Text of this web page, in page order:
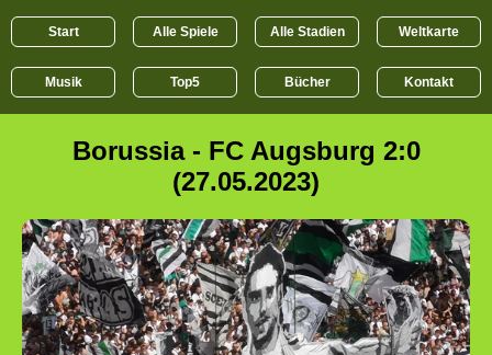
Start Alle Spiele Alle Stadien Weltkarte
Musik Top5 Bücher Kontakt
Borussia - FC Augsburg 2:0
(27.05.2023)